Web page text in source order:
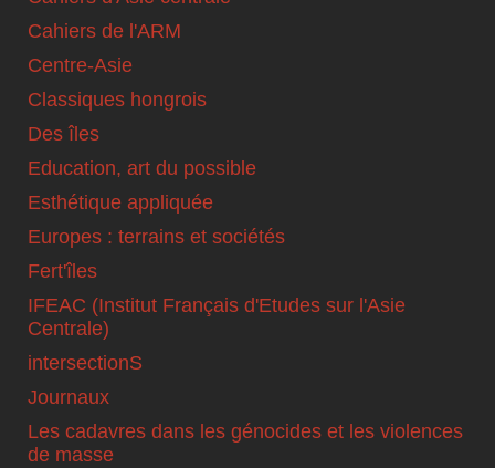
Cahiers de l'ARM
Centre-Asie
Classiques hongrois
Des îles
Education, art du possible
Esthétique appliquée
Europes : terrains et sociétés
Fert'îles
IFEAC (Institut Français d'Etudes sur l'Asie
Centrale)
intersectionS
Journaux
Les cadavres dans les génocides et les violences
de masse